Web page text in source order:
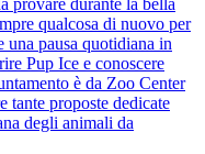
provare durante la bella
qualcosa di nuovo per
una pausa quotidiana in
Pup Ice e conoscere
è da Zoo Center
tante proposte dedicate
degli animali da